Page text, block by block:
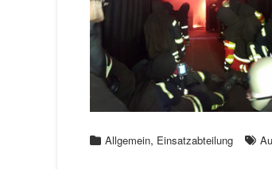
Allgemein, Einsatzabteilung